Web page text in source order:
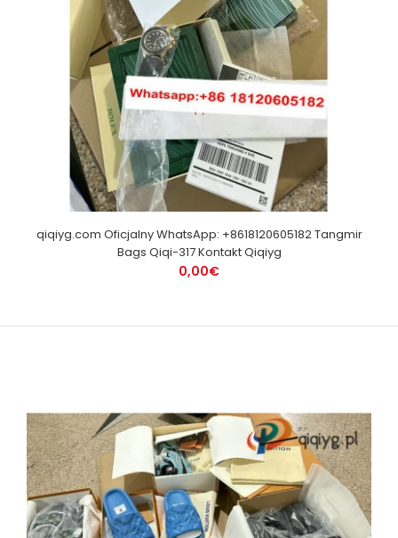
qiqiyg.com Oficjalny WhatsApp: +8618120605182 Tangmir
Bags Qiqi-317 Kontakt Qiqiyg
0,00€